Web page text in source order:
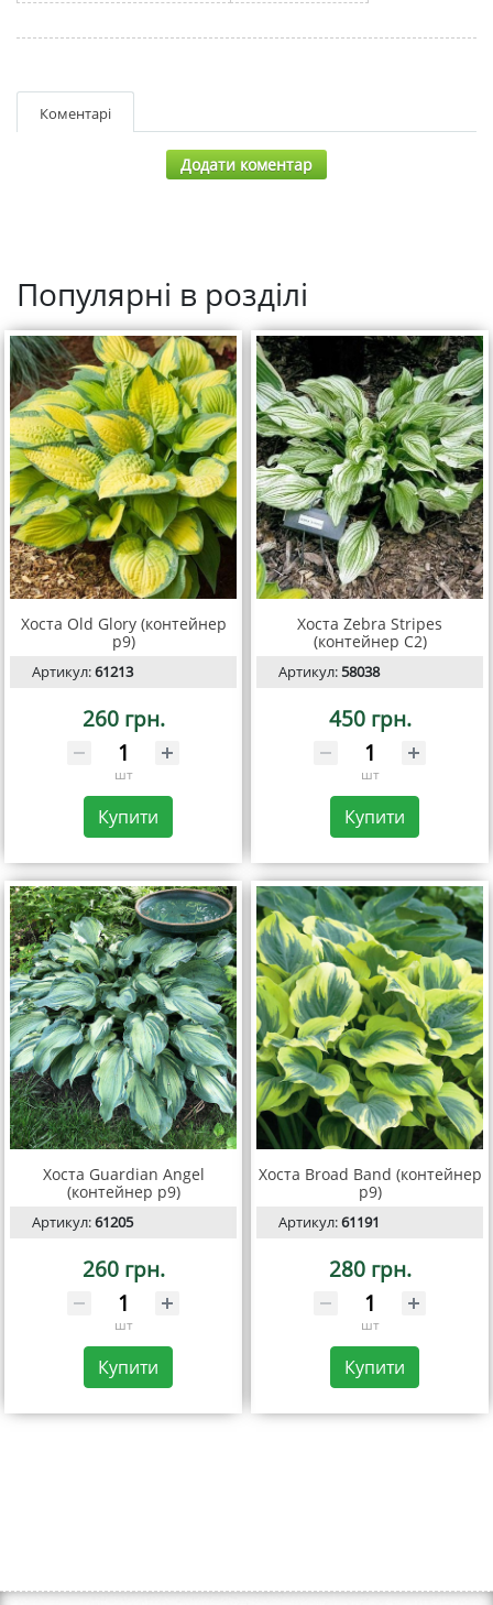
Коментарі
Додати коментар
Популярні в розділі
Хоста Old Glory (контейнер
р9)
Артикул:61213
260 грн.
шт
Купити
Хоста Zebra Stripes
(контейнер С2)
Артикул:58038
450 грн.
шт
Купити
Хоста Guardian Angel
(контейнер р9)
Артикул:61205
260 грн.
шт
Купити
Хоста Broad Band (контейнер
р9)
Артикул:61191
280 грн.
шт
Купити